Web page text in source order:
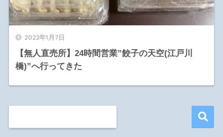
2022年1月7日
【無人直売所】24時間営業”餃子の天空(江戸川
橋)”へ行ってきた